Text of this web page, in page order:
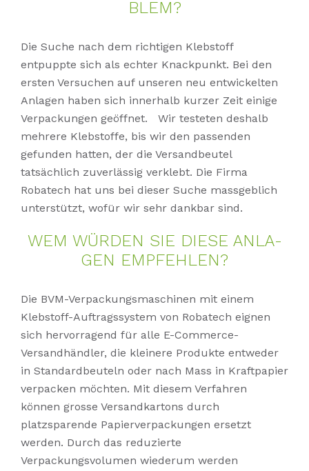
BLEM?
Die Suche nach dem richtigen Klebstoff
entpuppte sich als echter Knackpunkt. Bei den
ersten Versuchen auf unseren neu entwickelten
Anlagen haben sich innerhalb kurzer Zeit einige
Verpackungen geöffnet. Wir testeten deshalb
mehrere Klebstoffe, bis wir den passenden
gefunden hatten, der die Versandbeutel
tatsächlich zuverlässig verklebt. Die Firma
Robatech hat uns bei dieser Suche massgeblich
unterstützt, wofür wir sehr dankbar sind.
WEM WÜR­DEN SIE DIE­SE AN­LA­
GEN EMP­FEH­LEN?
Die BVM-Verpackungsmaschinen mit einem
Klebstoff-Auftragssystem von Robatech eignen
sich hervorragend für alle E-Commerce-
Versandhändler, die kleinere Produkte entweder
in Standardbeuteln oder nach Mass in Kraftpapier
verpacken möchten. Mit diesem Verfahren
können grosse Versandkartons durch
platzsparende Papierverpackungen ersetzt
werden. Durch das reduzierte
Verpackungsvolumen wiederum werden